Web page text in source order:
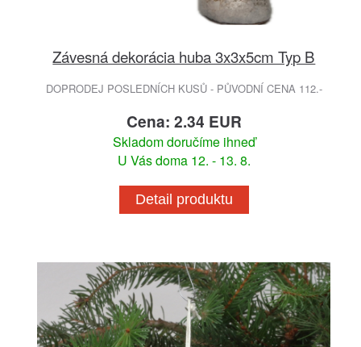
Závesná dekorácia huba 3x3x5cm Typ B
DOPRODEJ POSLEDNÍCH KUSŮ - PŮVODNÍ CENA 112.-
Cena: 2.34 EUR
Skladom doručíme ihneď
U Vás doma 12. - 13. 8.
Detail produktu